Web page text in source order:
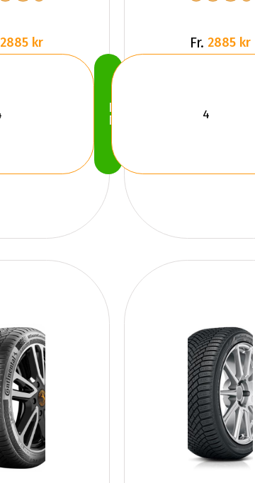
2885 kr
Köp
Nu
Fr. 2885 kr